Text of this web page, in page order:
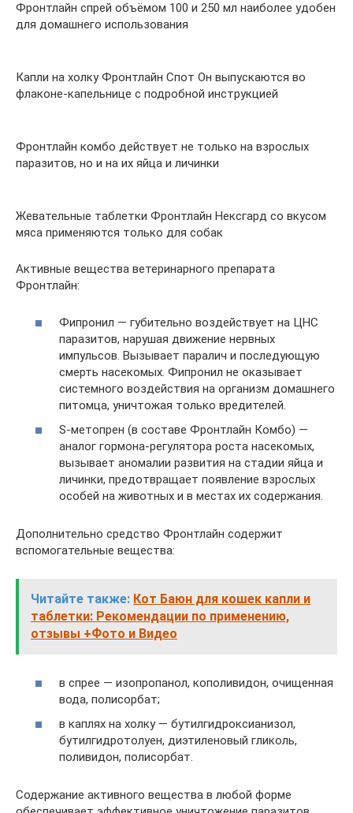
Фронтлайн спрей объёмом 100 и 250 мл наиболее удобен
для домашнего использования
Капли на холку Фронтлайн Спот Он выпускаются во
флаконе-капельнице с подробной инструкцией
Фронтлайн комбо действует не только на взрослых
паразитов, но и на их яйца и личинки
Жевательные таблетки Фронтлайн Нексгард со вкусом
мяса применяются только для собак
Активные вещества ветеринарного препарата
Фронтлайн:
Фипронил — губительно воздействует на ЦНС
паразитов, нарушая движение нервных
импульсов. Вызывает паралич и последующую
смерть насекомых. Фипронил не оказывает
системного воздействия на организм домашнего
питомца, уничтожая только вредителей.
S-метопрен (в составе Фронтлайн Комбо) —
аналог гормона-регулятора роста насекомых,
вызывает аномалии развития на стадии яйца и
личинки, предотвращает появление взрослых
особей на животных и в местах их содержания.
Дополнительно средство Фронтлайн содержит
вспомогательные вещества:
Читайте также: Кот Баюн для кошек капли и
таблетки: Рекомендации по применению,
отзывы +Фото и Видео
в спрее — изопропанол, кополивидон, очищенная
вода, полисорбат;
в каплях на холку — бутилгидроксианизол,
бутилгидротолуен, диэтиленовый гликоль,
поливидон, полисорбат.
Содержание активного вещества в любой форме